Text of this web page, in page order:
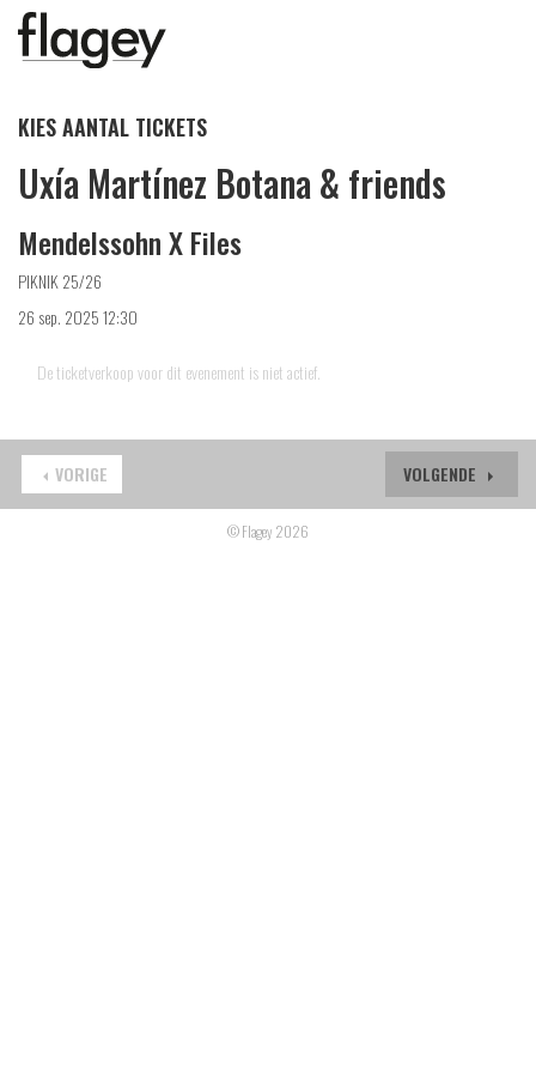
KIES AANTAL TICKETS
Uxía Martínez Botana & friends
Mendelssohn X Files
PIKNIK 25/26
26 sep. 2025 12:30
De ticketverkoop voor dit evenement is niet actief.
VOLGENDE
VORIGE
© Flagey 2026